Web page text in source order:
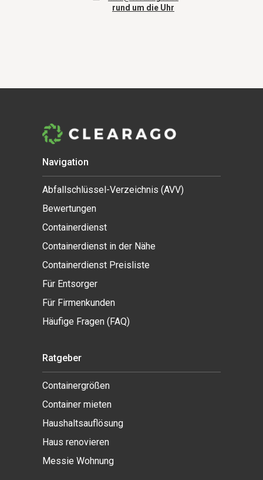
rund um die Uhr
Navigation
Abfallschlüssel-Verzeichnis (AVV)
Bewertungen
Containerdienst
Containerdienst in der Nähe
Containerdienst Preisliste
Für Entsorger
Für Firmenkunden
Häufige Fragen (FAQ)
Ratgeber
Containergrößen
Container mieten
Haushaltsauflösung
Haus renovieren
Messie Wohnung